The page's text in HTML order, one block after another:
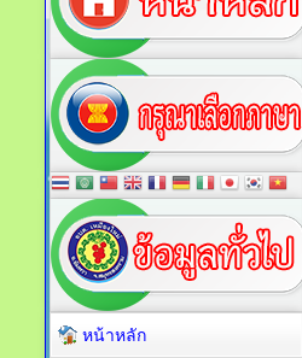
หน้าหลัก